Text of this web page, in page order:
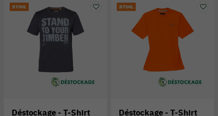
Déstockage - T-Shirt Déstockage - T-Shirt